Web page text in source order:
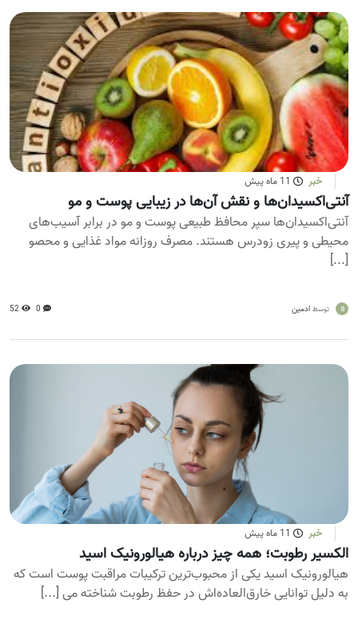
خبر 11 ماه پیش
آنتی‌اکسیدان‌ها و نقش آن‌ها در زیبایی پوست و مو
آنتی‌اکسیدان‌ها سپر محافظ طبیعی پوست و مو در برابر آسیب‌های
محیطی و پیری زودرس هستند. مصرف روزانه مواد غذایی و محصو
[...]
a توسط ادمین 0
52
خبر 11 ماه پیش
الکسیر رطوبت؛ همه چیز درباره هیالورونیک اسید
هیالورونیک اسید یکی از محبوب‌ترین ترکیبات مراقبت پوست است که
به دلیل توانایی خارق‌العاده‌اش در حفظ رطوبت شناخته می‌ [...]